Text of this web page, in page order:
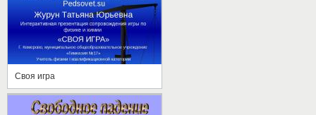
Своя игра